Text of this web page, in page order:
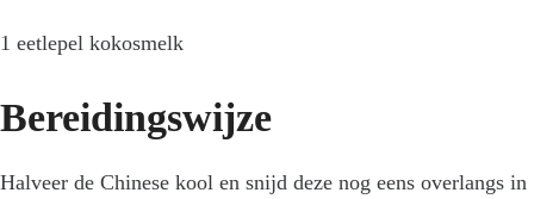
1 eetlepel kokosmelk
Bereidingswijze
Halveer de Chinese kool en snijd deze nog eens overlangs in